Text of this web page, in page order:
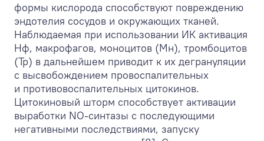
формы кислорода способствуют повреждению
эндотелия сосудов и окружающих тканей.
Наблюдаемая при использовании ИК активация
Нф, макрофагов, моноцитов (Мн), тромбоцитов
(Тр) в дальнейшем приводит к их дегрануляции
с высвобождением провоспалительных
и противовоспалительных цитокинов.
Цитокиновый шторм способствует активации
выработки NO-синтазы с последующими
негативными последствиями, запуску